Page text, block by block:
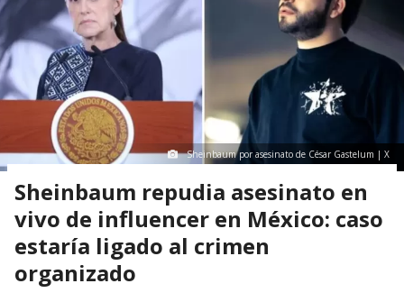
Sheinbaum por asesinato de César Gastelum | X
Sheinbaum repudia asesinato en
vivo de influencer en México: caso
estaría ligado al crimen
organizado